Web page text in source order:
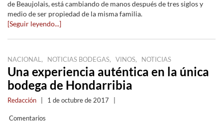
de Beaujolais, está cambiando de manos después de tres siglos y
medio de ser propiedad de la misma familia.
[Seguir leyendo...]
NACIONAL , NOTICIAS BODEGAS, VINOS, NOTICIAS
Una experiencia auténtica en la única
bodega de Hondarribia
Redacción 1 de octubre de 2017
Comentarios